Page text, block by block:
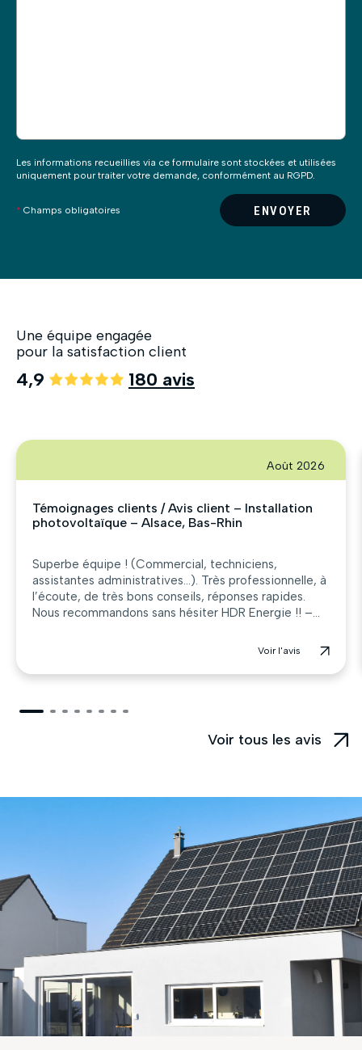
Les informations recueillies via ce formulaire sont stockées et utilisées
uniquement pour traiter votre demande, conformément au RGPD.
* Champs obligatoires ENVOYER
Une équipe engagée
pour la satisfaction client
4,9 180 avis
Août 2026
Témoignages clients / Avis client – Installation
photovoltaïque – Alsace, Bas-Rhin
Superbe équipe ! (Commercial, techniciens,
assistantes administratives…). Très professionnelle, à
l’écoute, de très bons conseils, réponses rapides.
Nous recommandons sans hésiter HDR Energie !! –...
Voir l'avis
Voir tous les avis